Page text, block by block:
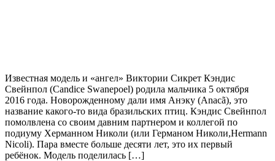
Известная модель и «ангел» Виктории Сикрет Кэндис
Свейнпол (Candice Swanepoel) родила мальчика 5 октября
2016 года. Новорожденному дали имя Анэку (Anacã), это
название какого-то вида бразильских птиц. Кэндис Свейнпол
помолвлена со своим давним партнером и коллегой по
подиуму Херманном Николи (или Германом Николи,Hermann
Nicoli). Пара вместе больше десяти лет, это их первый
ребёнок. Модель поделилась […]